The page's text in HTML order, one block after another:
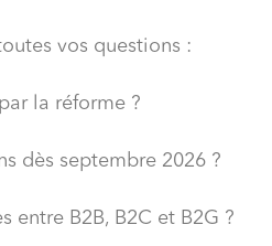
vos questions :
la réforme ?
dès septembre 2026 ?
entre B2B, B2C et B2G ?